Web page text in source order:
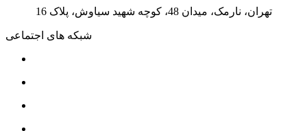
تهران، نارمک، میدان 48، کوچه شهید سیاوش، پلاک 16
شبکه های اجتماعی